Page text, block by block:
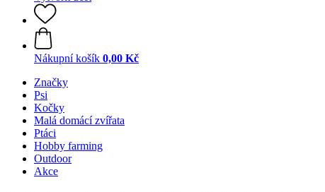
Nákupní košík 0,00 Kč
Značky
Psi
Kočky
Malá domácí zvířata
Ptáci
Hobby farming
Outdoor
Akce